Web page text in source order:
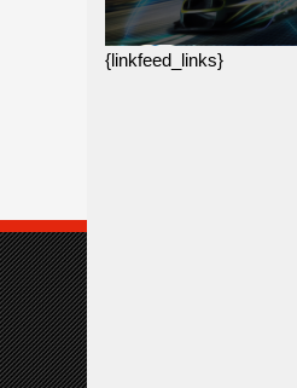
{linkfeed_links}